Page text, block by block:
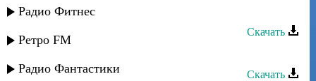
Радио Фитнес
Ретро FM
Радио Фантастики
Зарема Гаджиева - Не исчезай
Скачать
Скачать